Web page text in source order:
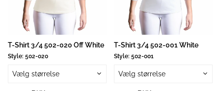
T-Shirt 3/4 502-020 Off White
Style: 502-020
Vælg størrelse
T-Shirt 3/4 502-001 White
Style: 502-001
Vælg størrelse